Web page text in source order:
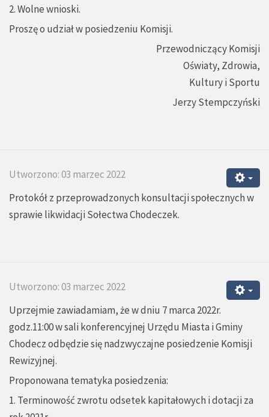
2. Wolne wnioski.
Proszę o udział w posiedzeniu Komisji.
Przewodniczący Komisji
Oświaty, Zdrowia,
Kultury i Sportu
Jerzy Stempczyński
Utworzono: 03 marzec 2022
Protokół z przeprowadzonych konsultacji społecznych w
sprawie likwidacji Sołectwa Chodeczek.
Utworzono: 03 marzec 2022
Uprzejmie zawiadamiam, że w dniu 7 marca 2022r.
godz.11:00 w sali konferencyjnej Urzędu Miasta i Gminy
Chodecz odbędzie się nadzwyczajne posiedzenie Komisji
Rewizyjnej.
Proponowana tematyka posiedzenia:
1. Terminowość zwrotu odsetek kapitałowych i dotacji za